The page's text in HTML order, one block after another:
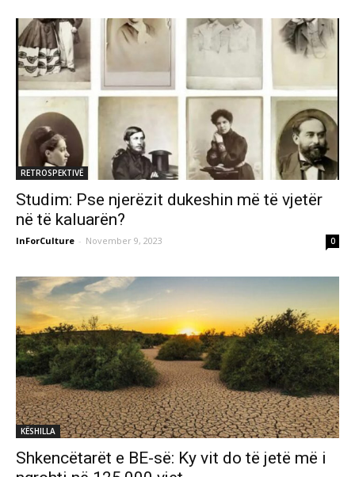
RETROSPEKTIVË
Studim: Pse njerëzit dukeshin më të vjetër
në të kaluarën?
InForCulture - November 9, 2023 0
KËSHILLA
Shkencëtarët e BE-së: Ky vit do të jetë më i